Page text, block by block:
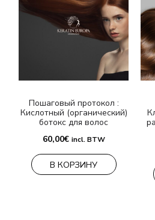
Пошаговый протокол :
Кислотный (органический)
ботокс для волос
60,00€ incl. BTW
В КОРЗИНУ